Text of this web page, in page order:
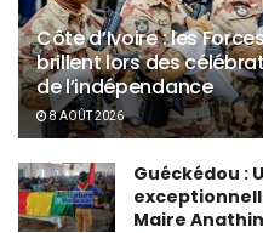
Côte d’Ivoire : les
brillent lors des
de l’indépendance
8 AOÛT 2026
Guéckédou :
Maire